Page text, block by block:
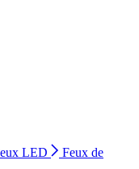
LED
Feux de